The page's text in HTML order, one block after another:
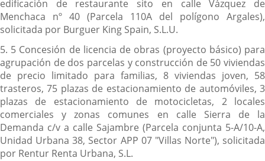
edificación de restaurante sito en calle Vázquez de
Menchaca nº 40 (Parcela 110A del polígono Argales),
solicitada por Burguer King Spain, S.L.U.
5. 5 Concesión de licencia de obras (proyecto básico) para
agrupación de dos parcelas y construcción de 50 viviendas
de precio limitado para familias, 8 viviendas joven, 58
trasteros, 75 plazas de estacionamiento de automóviles, 3
plazas de estacionamiento de motocicletas, 2 locales
comerciales y zonas comunes en calle Sierra de la
Demanda c/v a calle Sajambre (Parcela conjunta 5-A/10-A,
Unidad Urbana 38, Sector APP 07 "Villas Norte"), solicitada
por Rentur Renta Urbana, S.L.